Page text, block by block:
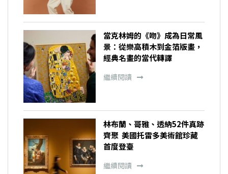
當克林姆的《吻》成為日常風
景：從樂高積木到金箔版畫，
經典名畫的當代轉譯
繼續閱讀
林布蘭、哥雅、透納52件真跡
齊聚 美國托雷多美術館珍藏
首度登臺
繼續閱讀